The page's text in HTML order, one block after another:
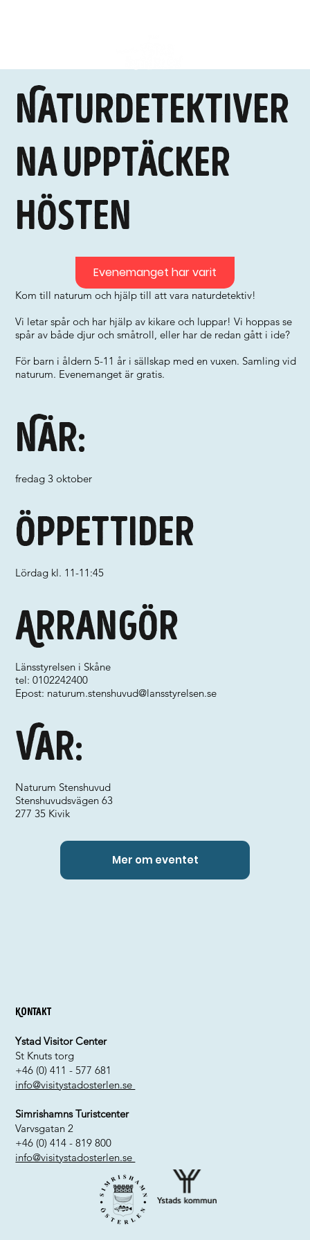
Naturdetektiver
na upptäcker
hösten
Kom till naturum och hjälp till att vara naturdetektiv!
Vi letar spår och har hjälp av kikare och luppar! Vi hoppas se
spår av både djur och småtroll, eller har de redan gått i ide?
För barn i åldern 5-11 år i sällskap med en vuxen. Samling vid
naturum. Evenemanget är gratis.
När:
fredag 3 oktober
Var:
Arrangör
Länsstyrelsen i Skåne
tel: 0102242400
Epost: naturum.stenshuvud@lansstyrelsen.se
Naturum Stenshuvud
Stenshuvudsvägen 63
277 35 Kivik
Öppettider
Lördag kl. 11-11:45
Mer om eventet
Evenemanget har varit
Kontakt
Ystad Visitor Center
St Knuts torg
+46 (0) 411 - 577 681
info@visitystadosterlen.se
Simrishamns Turistcenter
Varvsgatan 2
+46 (0) 414 - 819 800
info@visitystadosterlen.se